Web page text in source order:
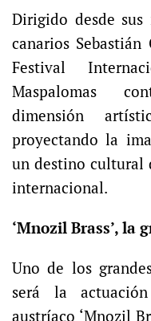
Dirigido desde
canarios
Festival
Maspalomas
dimensión
proyectando la
un destino cultural
internacional.
‘Mnozil Brass’, la
Uno de los
será la
austríaco ‘Mnozil